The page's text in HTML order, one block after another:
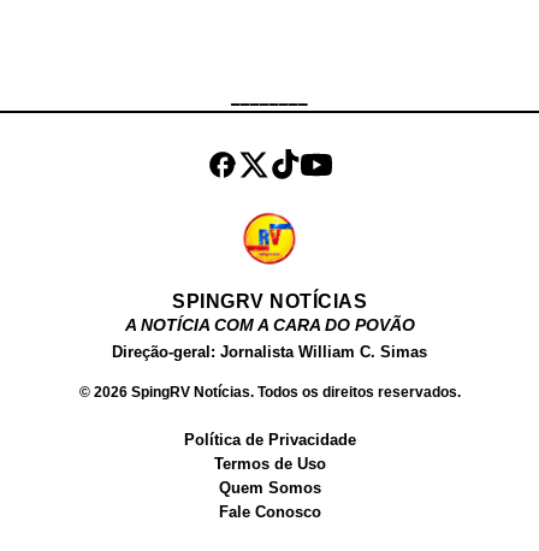
com a corporação, os suspeitos
efetuaram disparos contra a equipe
e fugiram, dando início a uma
SPINGRV NOTÍCIAS
A NOTÍCIA COM A CARA DO POVÃO
Direção-geral: Jornalista William C. Simas
© 2026 SpingRV Notícias. Todos os direitos reservados.
Política de Privacidade
Termos de Uso
Quem Somos
Fale Conosco